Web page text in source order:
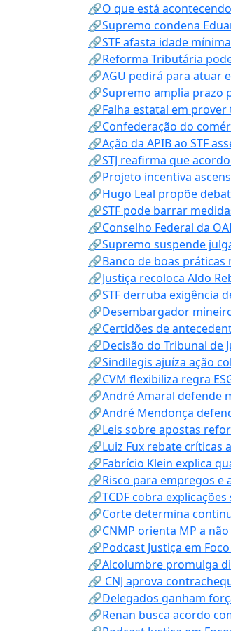
🔗O que está
🔗Supremo condena
🔗STF afasta idade
🔗Reforma Tributária
🔗AGU pedirá para atuar
🔗Supremo amplia prazo
🔗Falha estatal em
🔗Confederação do
🔗Ação da APIB ao STF
🔗STJ reafirma que
🔗Projeto incentiva
🔗Hugo Leal propõe
🔗STF pode barrar
🔗Conselho Federal da
🔗Supremo suspende
🔗Banco de boas práticas
🔗Justiça recoloca Aldo
🔗STF derruba exigência
🔗Desembargador
🔗Certidões de
🔗Decisão do Tribunal de
🔗Sindilegis ajuíza ação
🔗CVM flexibiliza regra
🔗André Amaral defende
🔗André Mendonça
🔗Leis sobre apostas
🔗Luiz Fux rebate críticas
🔗Fabrício Klein explica
🔗Risco para empregos e
🔗TCDF cobra
🔗Corte determina
🔗CNMP orienta MP a
🔗Podcast Justiça em
🔗Alcolumbre promulga
🔗 CNJ aprova
🔗Delegados ganham
🔗Renan busca acordo